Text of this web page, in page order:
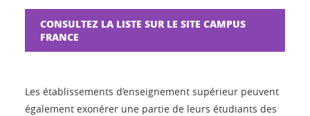
CONSULTEZ LA LISTE SUR LE SITE CAMPUS
FRANCE
Les établissements d’enseignement supérieur peuvent
également exonérer une partie de leurs étudiants des